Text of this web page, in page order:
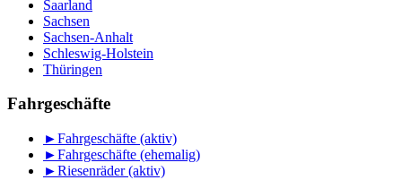
Saarland
Sachsen
Sachsen-Anhalt
Schleswig-Holstein
Thüringen
Fahrgeschäfte
►Fahrgeschäfte (aktiv)
►Fahrgeschäfte (ehemalig)
►Riesenräder (aktiv)